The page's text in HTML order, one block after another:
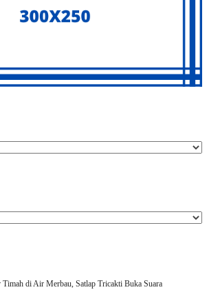
di Air Merbau, Satlap Tricakti Buka Suara